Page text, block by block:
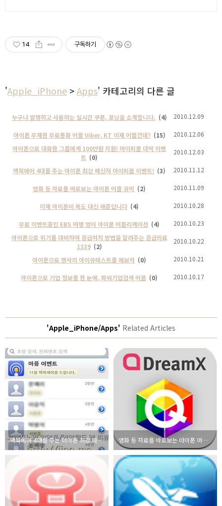
14 구독하기
'Apple_iPhone >Apps' 카테고리의 다른 글
누구나 발행하고 사용하는 실시간 쿠폰, 포닝을 소개합니다. (4) 2010.12.09
아이폰 무제한 무료통화 어플 Viber, KT 이제 어쩔건데? (15)
2010.12.06
아이폰으로 대화한 그룹에게 100만원 지원! 마이피플 대박 이벤
트 (0)
2010.12.03
맥북에어 4대를 주는 아이폰 최강 메신저 마이피플 이벤트! (3) 2010.11.12
영화 등 자료를 바로보는 아이폰 어플 큐빅 (2) 2010.11.09
이제 아이폰이 욕도 대신 해준답니다 (4) 2010.10.28
무료 이벤트중인 EBS 여행 영어 아이폰 어플리케이션 (4)
2010.10.23
아이폰으로 위기를 대비하여 응급처치 방법을 알려주는 응급의료
1339 (2)
2010.10.22
아이폰으로 멘사의 아이큐테스트를 해보자 (0) 2010.10.21
아이폰으로 기업 정보를 한 눈에, 파워기업검색 어플 (0) 2010.10.17
'Apple_iPhone/Apps' Related Articles
맥북에어 4대를 주는 아이폰 최강 메신저 마이피플 이벤트! 영화 등 자료를 바로보는 아이폰 어플 큐빅